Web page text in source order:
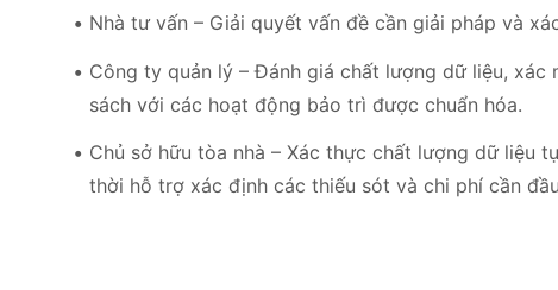
Nhà tư vấn – Giải quyết vấn đề cần giải pháp và
Công ty quản lý – Đánh giá chất lượng dữ liệu, xác
sách với các hoạt động bảo trì được chuẩn hóa.
Chủ sở hữu tòa nhà – Xác thực chất lượng dữ liệu
thời hỗ trợ xác định các thiếu sót và chi phí cần